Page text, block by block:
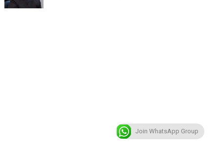
Join WhatsApp Group